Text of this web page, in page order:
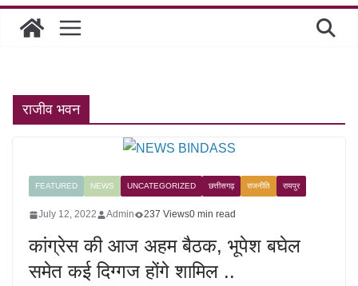
राजीव भवन
FEATURED NEWS UNCATEGORIZED छत्तीसगढ़ राजनीति रायपुर
July 12, 2022 Admin 237 Views0 min read
कांग्रेस की आज अहम बैठक, भूपेश बघेल
समेत कई दिग्गज होंगे शामिल ..